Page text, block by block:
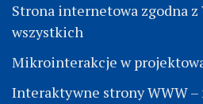
Strona internetowa zgodna z
wszystkich
Mikrointerakcje w
Interaktywne strony WWW